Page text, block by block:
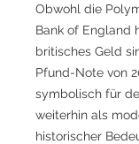
Obwohl die
Bank of England
britisches Geld
Pfund-Note von
symbolisch für
weiterhin als
historischer